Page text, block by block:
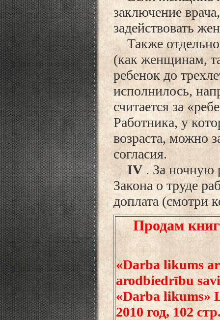
заключение
задействовать
Также отдельно
(как женщинам,
ребенок до
исполнилось,
считается за
Работника, у
возраста, можно
согласия.
IV . За ночную
Закона о труде
доплата (смотри
Продам
«Darba likums
arodbiedrību
«Darba likums»
2010 год, 102